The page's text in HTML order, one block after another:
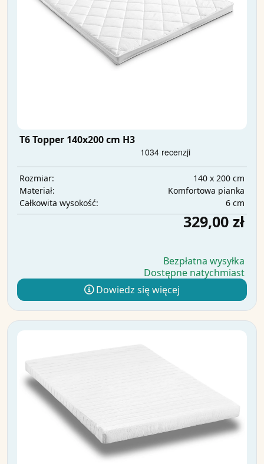
T6 Topper 140x200 cm H3
Rozmiar:
140 x 200 cm
Materiał:
Komfortowa pianka
Całkowita wysokość:
6 cm
329,00 zł
Bezpłatna wysyłka
Dostępne natychmiast
Dowiedz się więcej